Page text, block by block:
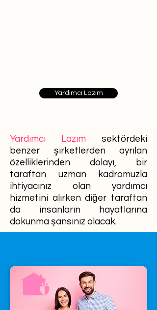
Yardımcı Lazım
Yardımcı Lazım sektördeki
benzer şirketlerden ayrılan
özelliklerinden dolayı, bir
taraftan uzman kadromuzla
ihtiyacınız olan yardımcı
hizmetini alırken diğer taraftan
da insanların hayatlarına
dokunma şansınız olacak.